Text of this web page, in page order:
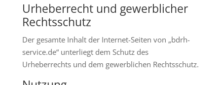
Urheberrecht und gewerblicher
Rechtsschutz
Der gesamte Inhalt der Internet-Seiten von „bdrh-
service.de“ unterliegt dem Schutz des
Urheberrechts und dem gewerblichen Rechtsschutz.